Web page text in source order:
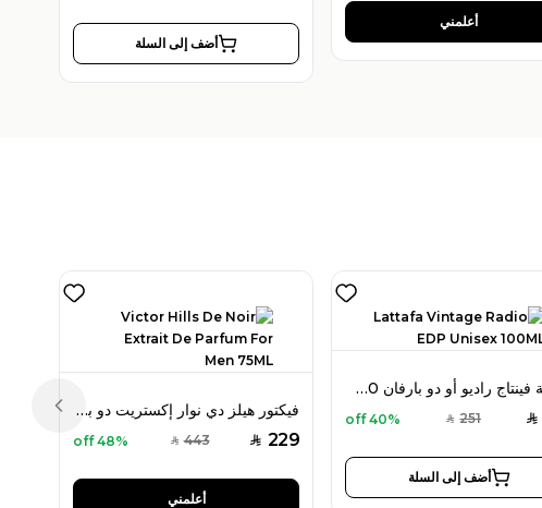
أضف إلى السلة
أعلمني
فيكتور هيلز دي نوار إكستريت دو بارفان 75 مل للرجال
SAR 229
SAR 443
48% off
أعلمني
لطافة فينتاج راديو أو دو بارفان 100 مل للجنسين
SAR
SAR 251
40% off
أضف إلى السلة
Previous slide